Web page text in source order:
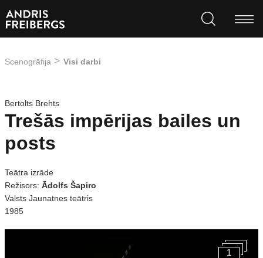
Scenogrāfija Visi darbi
Bertolts Brehts
Trešās impērijas bailes un
posts
Teātra izrāde
Režisors: Ādolfs Šapiro
Valsts Jaunatnes teātris
1985
1